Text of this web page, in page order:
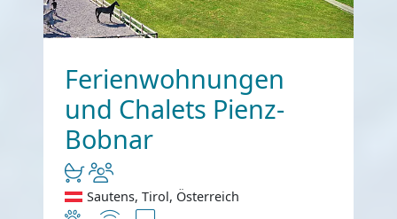
Ferienwohnungen
und Chalets Pienz-
Bobnar
Sautens, Tirol, Österreich